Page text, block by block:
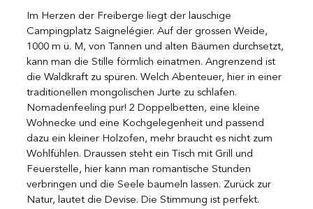
Im Herzen der Freiberge liegt der lauschige
Campingplatz Saignelégier. Auf der grossen Weide,
1000 m ü. M, von Tannen und alten Bäumen durchsetzt,
kann man die Stille förmlich einatmen. Angrenzend ist
die Waldkraft zu spüren. Welch Abenteuer, hier in einer
traditionellen mongolischen Jurte zu schlafen.
Nomadenfeeling pur! 2 Doppelbetten, eine kleine
Wohnecke und eine Kochgelegenheit und passend
dazu ein kleiner Holzofen, mehr braucht es nicht zum
Wohlfühlen. Draussen steht ein Tisch mit Grill und
Feuerstelle, hier kann man romantische Stunden
verbringen und die Seele baumeln lassen. Zurück zur
Natur, lautet die Devise. Die Stimmung ist perfekt.